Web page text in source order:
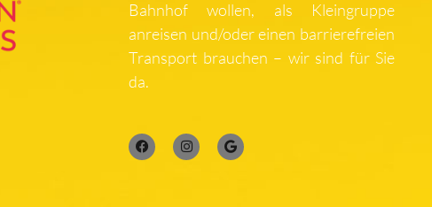
Bahnhof wollen, als Kleingruppe
anreisen und/oder einen barrierefreien
Transport brauchen – wir sind für Sie
da.